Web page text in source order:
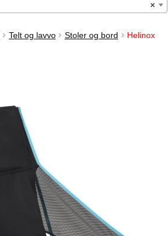
×
Telt og lavvo Stoler og bord
Helinox